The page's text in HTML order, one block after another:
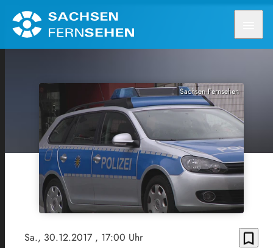
Sachsen Fernsehen
Sa., 30.12.2017 , 17:00 Uhr bookmark_border